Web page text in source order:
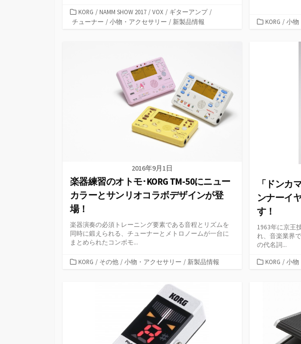
カ
テ
KORG / NAMM SHOW 2017 / VOX / ギターアンプ /
チューナー / 小物・アクセサリー / 新製品情報
カKORG / 小物
2016年9月1日
楽器練習のオトモ･KORG TM-50にニュー
カラーとサンリオコラボデザインが登
場！
楽器演奏の必須トレーニング要素である音程とリズムを
同時に鍛えられる、チューナーとメトロノームが一台に
まとめられたコンボモ...
カKORG / その他 / 小物・アクセサリー / 新製品情報
「ドンカ
ンナーイ
す！
1963年に京王
れ、音楽業界
の代名詞...
カKORG / 小物